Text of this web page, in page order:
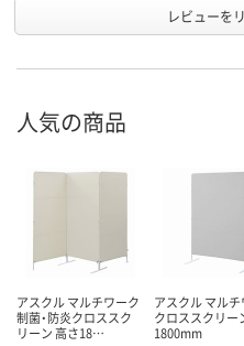
レビューを
人気の商品
アスクル マルチワーク
制菌・防炎クロススク
リーン 高さ18…
アスクル マルチ
クロススクリー
1800mm